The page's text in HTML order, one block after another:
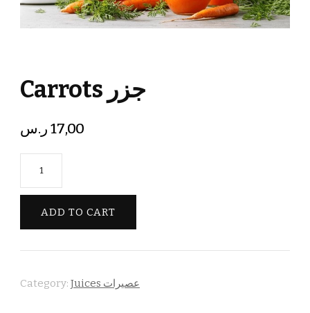
Carrots جزر
17,00 ر.س
ADD TO CART
Category: Juices عصيرات